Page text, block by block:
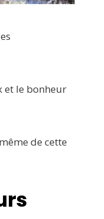
et le bonheur
de cette